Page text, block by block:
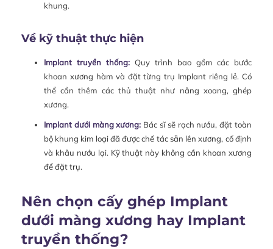
khung.
Về kỹ thuật thực hiện
Implant truyền thống:Quy trình bao gồm các bước
khoan xương hàm và đặt từng trụ Implant riêng lẻ. Có
thể cần thêm các thủ thuật như nâng xoang, ghép
xương.
Implant dưới màng xương: Bác sĩ sẽ rạch nướu, đặt toàn
bộ khung kim loại đã được chế tác sẵn lên xương, cố định
và khâu nướu lại. Kỹ thuật này không cần khoan xương
để đặt trụ.
Nên chọn cấy ghép Implant
dưới màng xương hay Implant
truyền thống?